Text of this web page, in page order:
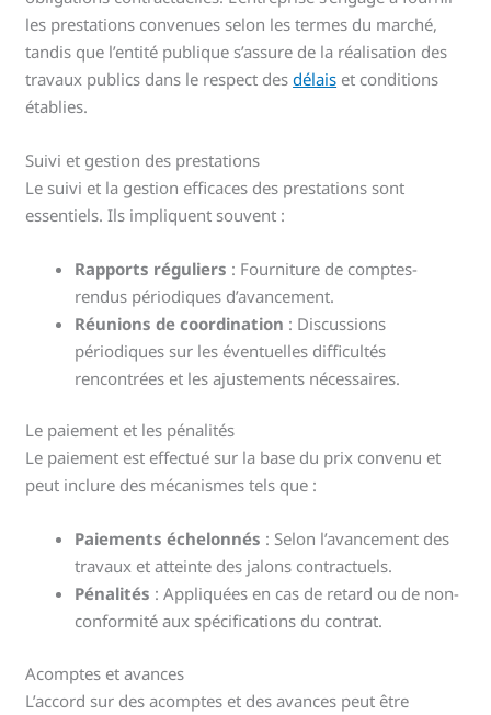
les prestations convenues selon les termes du marché,
tandis que l’entité publique s’assure de la réalisation des
travaux publics dans le respect desdélais et conditions
établies.
Suivi et gestion des prestations
Le suivi et la gestion efficaces des prestations sont
essentiels. Ils impliquent souvent :
Rapports réguliers : Fourniture de comptes-
rendus périodiques d’avancement.
Réunions de coordination : Discussions
périodiques sur les éventuelles difficultés
rencontrées et les ajustements nécessaires.
Le paiement et les pénalités
Le paiement est effectué sur la base du prix convenu et
peut inclure des mécanismes tels que :
Paiements échelonnés : Selon l’avancement des
travaux et atteinte des jalons contractuels.
Pénalités : Appliquées en cas de retard ou de non-
conformité aux spécifications du contrat.
Acomptes et avances
L’accord sur des acomptes et des avances peut être